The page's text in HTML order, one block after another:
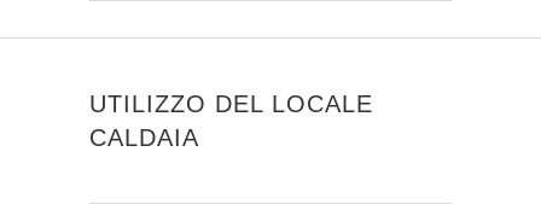
UTILIZZO DEL LOCALE
CALDAIA